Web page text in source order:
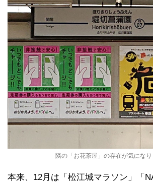
隣の「お花茶屋」の存在が気になり
本来、12月は「松江城マラソン」「